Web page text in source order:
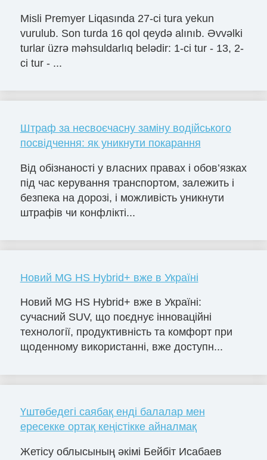
Misli Premyer Liqasında 27-ci tura yekun
vurulub. Son turda 16 qol qeydə alınıb. Əvvəlki
turlar üzrə məhsuldarlıq belədir: 1-ci tur - 13, 2-
ci tur - ...
Штраф за несвоєчасну заміну водійського
посвідчення: як уникнути покарання
Від обізнаності у власних правах і обов’язках
під час керування транспортом, залежить і
безпека на дорозі, і можливість уникнути
штрафів чи конфлікті...
Новий MG HS Hybrid+ вже в Україні
Новий MG HS Hybrid+ вже в Україні:
сучасний SUV, що поєднує інноваційні
технології, продуктивність та комфорт при
щоденному використанні, вже доступн...
Үштөбедегі саябақ енді балалар мен
ересекке ортақ кеңістікке айналмақ
Жетісу облысының әкімі Бейбіт Исабаев